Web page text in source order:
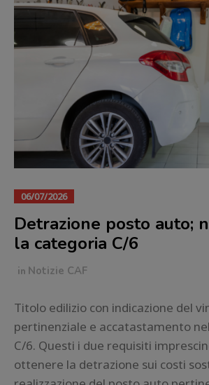
06/07/2026
Detrazione posto auto;
la categoria C/6
in Notizie CAF
Titolo edilizio con indicazione del
pertinenziale e accatastamento
C/6. Questi i due requisiti
ottenere la detrazione sui costi